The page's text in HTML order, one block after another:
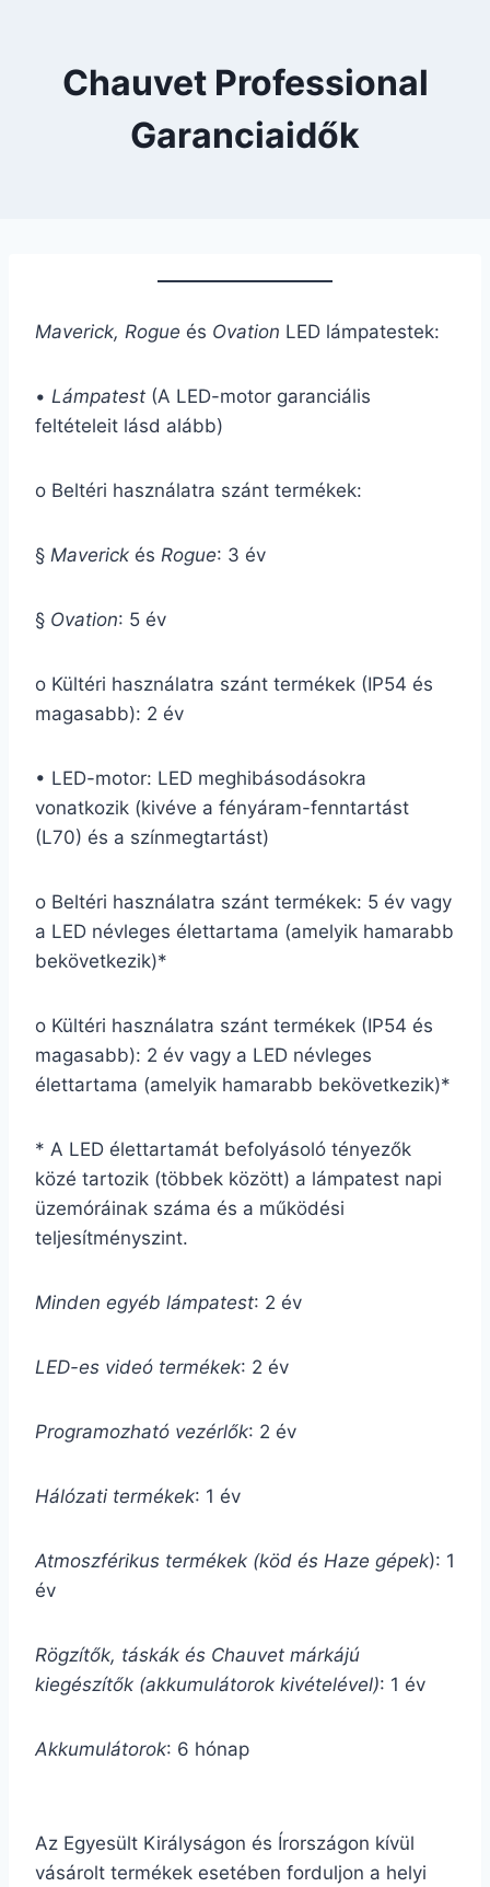
Chauvet Professional
Garanciaidők
Maverick, Rogue és Ovation LED lámpatestek:
• Lámpatest (A LED-motor garanciális
feltételeit lásd alább)
o Beltéri használatra szánt termékek:
§ Maverick és Rogue: 3 év
§ Ovation: 5 év
o Kültéri használatra szánt termékek (IP54 és
magasabb): 2 év
• LED-motor: LED meghibásodásokra
vonatkozik (kivéve a fényáram-fenntartást
(L70) és a színmegtartást)
o Beltéri használatra szánt termékek: 5 év vagy
a LED névleges élettartama (amelyik hamarabb
bekövetkezik)*
o Kültéri használatra szánt termékek (IP54 és
magasabb): 2 év vagy a LED névleges
élettartama (amelyik hamarabb bekövetkezik)*
* A LED élettartamát befolyásoló tényezők
közé tartozik (többek között) a lámpatest napi
üzemóráinak száma és a működési
teljesítményszint.
Minden egyéb lámpatest: 2 év
LED-es videó termékek: 2 év
Programozható vezérlők: 2 év
Hálózati termékek: 1 év
Atmoszférikus termékek (köd és Haze gépek): 1
év
Rögzítők, táskák és Chauvet márkájú
kiegészítők (akkumulátorok kivételével): 1 év
Akkumulátorok: 6 hónap
Az Egyesült Királyságon és Írországon kívül
vásárolt termékek esetében forduljon a helyi